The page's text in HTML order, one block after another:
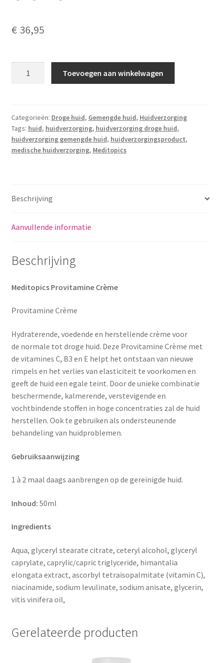
€ 36,95
Toevoegen aan winkelwagen
Categorieën: Droge huid, Gemengde huid, Huidverzorging
Tags: huid, huidverzorging, huidverzorging droge huid,
huidverzorging gemengde huid, huidverzorgingsproduct,
medische huidverzorging, Meditopics
Beschrijving
Aanvullende informatie
Beschrijving
Meditopics Provitamine Crème
Provitamine Crème
Hydraterende, voedende en herstellende crème voor
de normale tot droge huid. Deze Provitamine Crème met
de vitamines C, B3 en E helpt het ontstaan van nieuwe
rimpels en het verlies van elasticiteit te voorkomen en
geeft de huid een egale teint. Door de unieke combinatie
beschermende, kalmerende, verstevigende en
vochtbindende stoffen in hoge concentraties zal de huid
herstellen. Ook te gebruiken als ondersteunende
behandeling van huidproblemen.
Gebruiksaanwijzing
1 à 2 maal daags aanbrengen op de gereinigde huid.
Inhoud: 50ml
Ingredients
Aqua, glyceryl stearate citrate, ceteryl alcohol, glyceryl
caprylate, caprylic/capric triglyceride, himantalia
elongata extract, ascorbyl tetraisopalmitate (vitamin C),
niacinamide, sodium levulinate, sodium anisate, glycerin,
vitis vinifera oil,
Gerelateerde producten